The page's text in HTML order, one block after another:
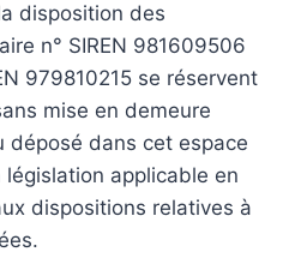
disposition des
n° SIREN 981609506
979810215 se réservent
mise en demeure
déposé dans cet espace
applicable en
dispositions relatives à